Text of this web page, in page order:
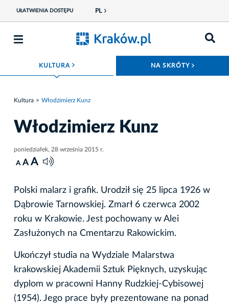
UŁATWIENIA DOSTĘPU PL
KULTURA ROZWIŃ MENU NA SKRÓTY
Kultura Włodzimierz Kunz
Włodzimierz Kunz
poniedziałek, 28 września 2015 r.
A A A
Polski malarz i grafik. Urodził się 25 lipca 1926 w
Dąbrowie Tarnowskiej. Zmarł 6 czerwca 2002
roku w Krakowie. Jest pochowany w Alei
Zasłużonych na Cmentarzu Rakowickim.
Ukończył studia na Wydziale Malarstwa
krakowskiej Akademii Sztuk Pięknych, uzyskując
dyplom w pracowni Hanny Rudzkiej-Cybisowej
(1954). Jego prace były prezentowane na ponad